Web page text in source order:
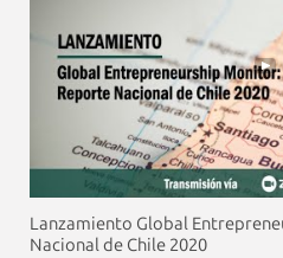
Lanzamiento Global
Nacional de Chile 2020